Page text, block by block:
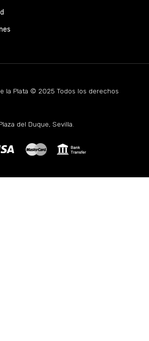
la Plata © 2025 Todos los derechos
del Duque, Sevilla.